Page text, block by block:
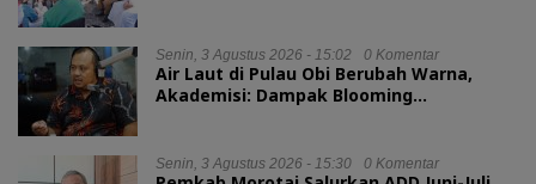
Senin, 3 Agustus 2026 - 15:02 0 Komentar
Air Laut di Pulau Obi Berubah Warna,
Akademisi: Dampak Blooming
Senin, 3 Agustus 2026 - 15:30 0 Komentar